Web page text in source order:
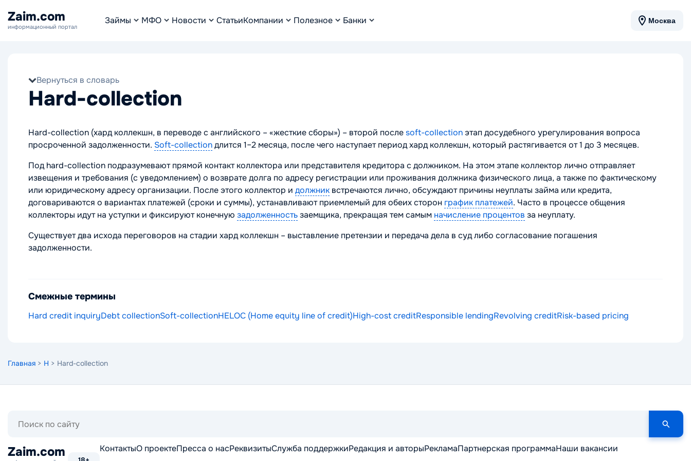
Zaim.com
информационный портал
Займы МФО Новости СтатьиКомпании Полезное Банки Москва
Вернуться в словарь
Hard-collection
Hard-collection (хард коллекшн, в переводе с английского – «жесткие сборы») – второй послеsoft-collectionэтап досудебного урегулирования вопроса
просроченной задолженности. Soft-collectionдлится 1–2 месяца, после чего наступает период хард коллекшн, который растягивается от 1 до 3 месяцев.
Под hard-collection подразумевают прямой контакт коллектора или представителя кредитора с должником. На этом этапе коллектор лично отправляет
извещения и требования (с уведомлением) о возврате долга по адресу регистрации или проживания должника физического лица, а также по фактическому
или юридическому адресу организации. После этого коллектор и должник встречаются лично, обсуждают причины неуплаты займа или кредита,
договариваются о вариантах платежей (сроки и суммы), устанавливают приемлемый для обеих сторон график платежей. Часто в процессе общения
коллекторы идут на уступки и фиксируют конечную задолженностьзаемщика, прекращая тем самым начисление процентов за неуплату.
Существует два исхода переговоров на стадии хард коллекшн – выставление претензии и передача дела в суд либо согласование погашения
задолженности.
Смежные термины
Hard credit inquiryDebt collectionSoft-collectionHELOC (Home equity line of credit)High-cost creditResponsible lendingRevolving creditRisk-based pricing
Главная > H > Hard-collection
Zaim.com КонтактыО проектеПресса о насРеквизитыСлужба поддержкиРедакция и авторыРекламаПартнерская программаНаши вакансии